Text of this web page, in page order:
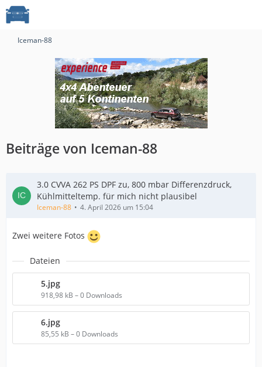
Iceman-88
Beiträge von Iceman-88
3.0 CVVA 262 PS DPF zu, 800 mbar Differenzdruck,
Kühlmitteltemp. für mich nicht plausibel
Iceman-88 4. April 2026 um 15:04
Zwei weitere Fotos
Dateien
5.jpg
918,98 kB – 0 Downloads
6.jpg
85,55 kB – 0 Downloads